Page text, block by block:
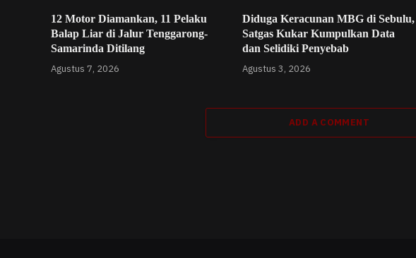
12 Motor Diamankan, 11 Pelaku
Balap Liar di Jalur Tenggarong-
Samarinda Ditilang
Agustus 7, 2026
Diduga Keracunan MBG di Sebulu,
Satgas Kukar Kumpulkan Data
dan Selidiki Penyebab
Agustus 3, 2026
ADD A COMMENT